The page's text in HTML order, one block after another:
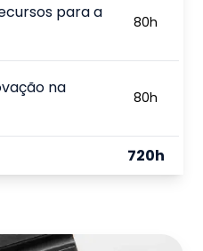
para a
80h
na
80h
720h